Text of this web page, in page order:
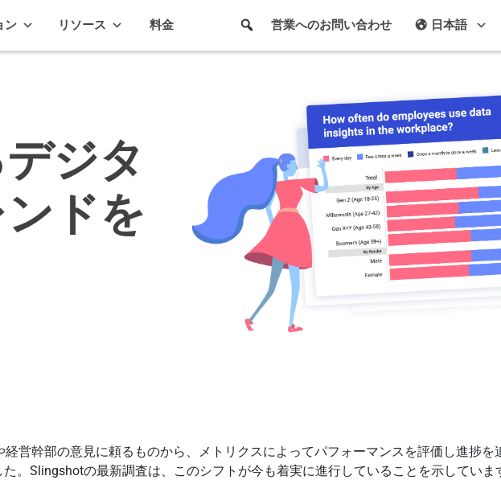
ン リソース 料金 日本語
営業へのお問い合わせ
ジタ
ドを
営幹部の意見に頼るものから、メトリクスによってパフォーマンスを評価し進捗を
。Slingshotの最新調査は、このシフトが今も着実に進行していることを示していま